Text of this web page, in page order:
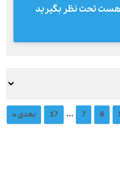
هست تحت نظر بگیرید
6
7
...
17 بعدی »